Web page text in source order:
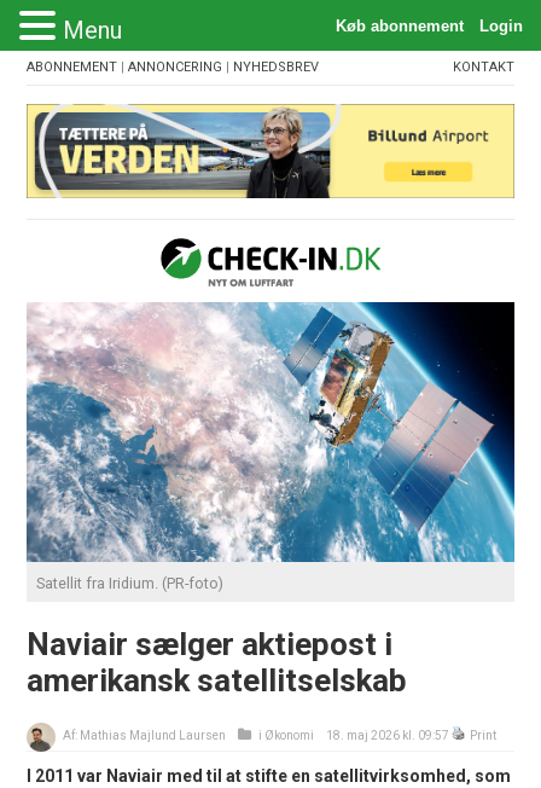
ABONNEMENT |ANNONCERING | NYHEDSBREV KONTAKT
Satellit fra Iridium. (PR-foto)
Naviair sælger aktiepost i
amerikansk satellitselskab
Af: Mathias Majlund Laursen i Økonomi 18. maj 2026 kl. 09:57 Print
I 2011 var Naviair med til at stifte en satellitvirksomhed, som
Menu